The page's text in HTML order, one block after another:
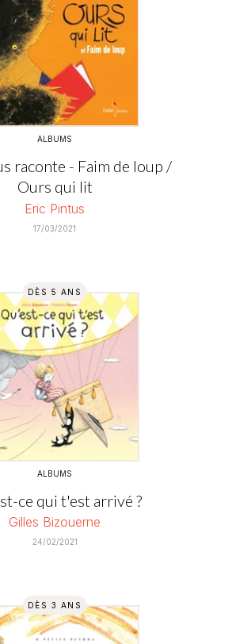
ALBUMS
raconte - Faim de loup /
Ours qui lit
Eric Pintus
17/03/2021
DÈS 5 ANS
ALBUMS
ce qui t'est arrivé ?
Gilles Bizouerne
24/02/2021
DÈS 3 ANS